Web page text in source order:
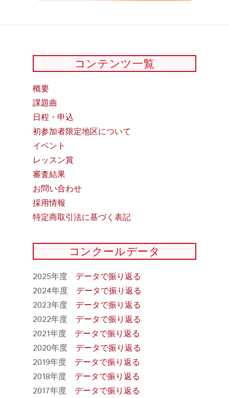
コンテンツ一覧
概要
課題曲
日程・申込
初参加者限定地区について
イベント
レッスン賞
審査結果
お問い合わせ
採用情報
特定商取引法に基づく表記
コンクールデータ
2025年度 データで振り返る
2024年度 データで振り返る
2023年度 データで振り返る
2022年度 データで振り返る
2021年度 データで振り返る
2020年度 データで振り返る
2019年度 データで振り返る
2018年度 データで振り返る
2017年度 データで振り返る